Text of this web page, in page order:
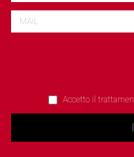
Accetto il